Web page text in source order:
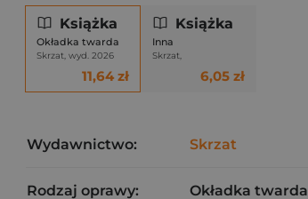
Książka
Okładka twarda
Skrzat, wyd. 2026
11,64 zł
Książka
Inna
Skrzat,
6,05 zł
Wydawnictwo: Skrzat
Rodzaj oprawy: Okładka twarda